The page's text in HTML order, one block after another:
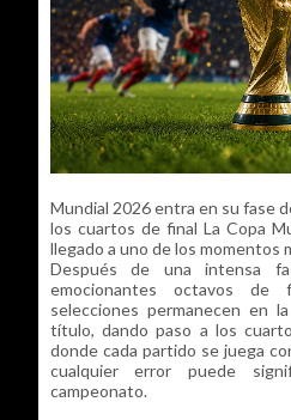
Mundial 2026 entra en su fase
los cuartos de final La Copa
llegado a uno de los momentos
Después de una intensa
emocionantes octavos de
selecciones permanecen en
título, dando paso a los
donde cada partido se juega
cualquier error puede
campeonato.